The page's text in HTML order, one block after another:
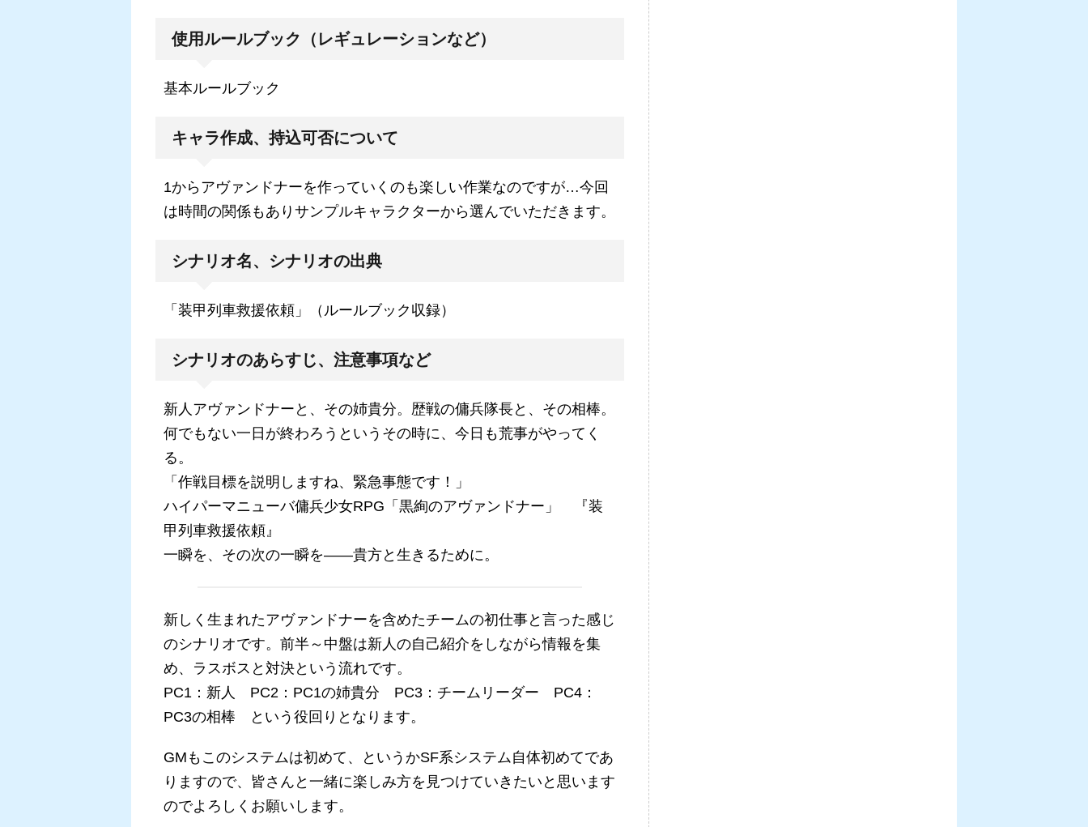
使用ルールブック（レギュレーションなど）
基本ルールブック
キャラ作成、持込可否について
1からアヴァンドナーを作っていくのも楽しい作業なのですが…今回
は時間の関係もありサンプルキャラクターから選んでいただきます。
シナリオ名、シナリオの出典
「装甲列車救援依頼」（ルールブック収録）
シナリオのあらすじ、注意事項など
新人アヴァンドナーと、その姉貴分。歴戦の傭兵隊長と、その相棒。
何でもない一日が終わろうというその時に、今日も荒事がやってく
る。
「作戦目標を説明しますね、緊急事態です！」
ハイパーマニューバ傭兵少女RPG「黒絢のアヴァンドナー」 『装
甲列車救援依頼』
一瞬を、その次の一瞬を――貴方と生きるために。
新しく生まれたアヴァンドナーを含めたチームの初仕事と言った感じ
のシナリオです。前半～中盤は新人の自己紹介をしながら情報を集
め、ラスボスと対決という流れです。
PC1：新人 PC2：PC1の姉貴分 PC3：チームリーダー PC4：
PC3の相棒 という役回りとなります。
GMもこのシステムは初めて、というかSF系システム自体初めてであ
りますので、皆さんと一緒に楽しみ方を見つけていきたいと思います
のでよろしくお願いします。